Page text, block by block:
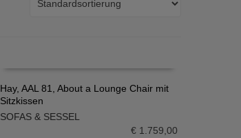
Hay, AAL 81, About a Lounge Chair mit
Sitzkissen
SOFAS & SESSEL
€ 1.759,00